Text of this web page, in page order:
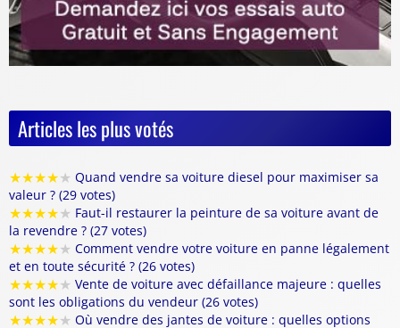
Articles les plus votés
★★★★★ Quand vendre sa voiture diesel pour maximiser sa
valeur ? (29 votes)
★★★★★ Faut-il restaurer la peinture de sa voiture avant de
la revendre ? (27 votes)
★★★★★ Comment vendre votre voiture en panne légalement
et en toute sécurité ? (26 votes)
★★★★★ Vente de voiture avec défaillance majeure : quelles
sont les obligations du vendeur (26 votes)
★★★★★ Où vendre des jantes de voiture : quelles options